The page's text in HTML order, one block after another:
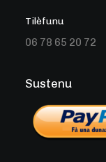
Tilèfunu
06 78 65 20 72
Sustenu